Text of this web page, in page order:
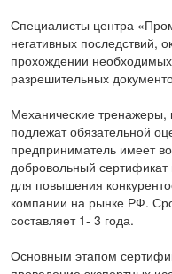
Специалисты центра
негативных последствий,
прохождении
разрешительных
Механические тренажеры,
подлежат обязательной
предприниматель имеет
добровольный
для повышения
компании на рынке РФ.
составляет 1- 3 года.
Основным этапом